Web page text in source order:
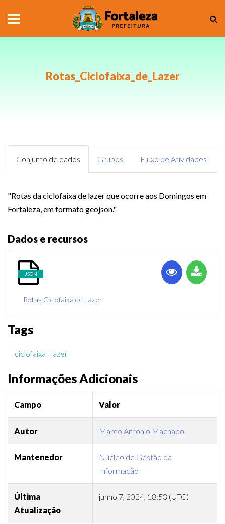
Rotas_Ciclofaixa_de_Lazer
Conjunto de dados Grupos Fluxo de Atividades
"Rotas da ciclofaixa de lazer que ocorre aos Domingos em
Fortaleza, em formato geojson."
Dados e recursos
JSON
Rotas Ciclofaixa de Lazer
Tags
ciclofaixa lazer
Informações Adicionais
Campo Valor
Autor Marco Antonio Machado
Mantenedor
Núcleo de Gestão da
Informação
Última
Atualização
junho 7, 2024, 18:53 (UTC)